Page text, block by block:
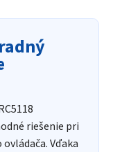
riešenie pri
Vďaka